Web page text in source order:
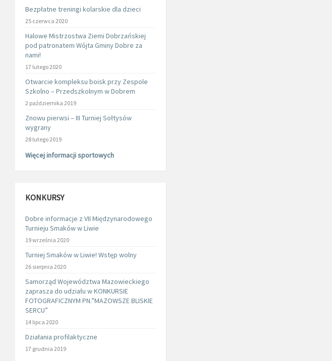
Bezpłatne treningi kolarskie dla dzieci
25 czerwca 2020
Halowe Mistrzostwa Ziemi Dobrzańskiej
pod patronatem Wójta Gminy Dobre za
nami!
17 lutego 2020
Otwarcie kompleksu boisk przy Zespole
Szkolno – Przedszkolnym w Dobrem
2 października 2019
Znowu pierwsi – III Turniej Sołtysów
wygrany
28 lutego 2019
Więcej informacji sportowych
KONKURSY
Dobre informacje z VII Międzynarodowego
Turnieju Smaków w Liwie
19 września 2020
Turniej Smaków w Liwie! Wstęp wolny
26 sierpnia 2020
Samorząd Województwa Mazowieckiego
zaprasza do udziału w KONKURSIE
FOTOGRAFICZNYM PN.”MAZOWSZE BLISKIE
SERCU”
14 lipca 2020
Działania profilaktyczne
17 grudnia 2019